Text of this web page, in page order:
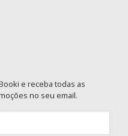
e receba todas as
no seu email.